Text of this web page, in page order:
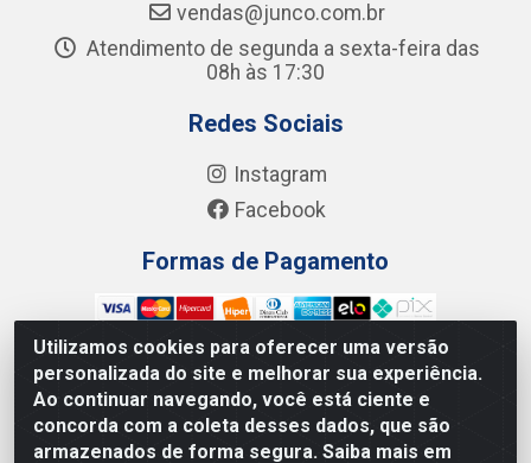
Utilizamos cookies para oferecer uma versão
personalizada do site e melhorar sua experiência.
Ao continuar navegando, você está ciente e
concorda com a coleta desses dados, que são
armazenados de forma segura. Saiba mais em
vendas@junco.com.br
Atendimento de segunda a sexta-feira das
08h às 17:30
Redes Sociais
Instagram
Facebook
Formas de Pagamento
Junco Industria e Comercio Ltda - R. Lineu Anterino
Mariano, 505 - Distrito Industrial, Uberlândia - MG CEP
38.402-346 - CNPJ: 66.312.653/0001-14